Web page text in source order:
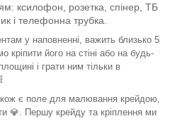
ксилофон, розетка, спінер, ТБ
і телефонна трубка.
у наповненні, важить близько 5
кріпити його на стіні або на будь-
і грати ним тільки в
є поле для малювання крейдою,
💎. Першу крейду та кріплення ми